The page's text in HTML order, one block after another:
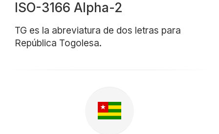
ISO-3166 Alpha-2
TG es la abreviatura de dos letras para
República Togolesa.